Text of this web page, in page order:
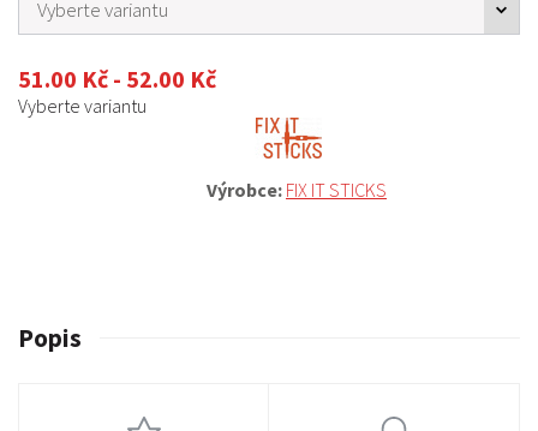
Výrobce: FIX IT STICKS
51.00 Kč - 52.00 Kč
Vyberte variantu
Popis